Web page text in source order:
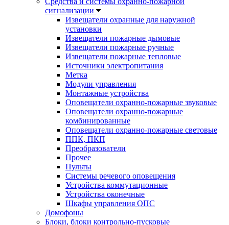
сигнализации
Извещатели охранные для наружной
установки
Извещатели пожарные дымовые
Извещатели пожарные ручные
Извещатели пожарные тепловые
Источники электропитания
Метка
Модули управления
Монтажные устройства
Оповещатели охранно-пожарные звуковые
Оповещатели охранно-пожарные
комбинированные
Оповещатели охранно-пожарные световые
ППК, ПКП
Преобразователи
Прочее
Пульты
Системы речевого оповещения
Устройства коммутационные
Устройства оконечные
Шкафы управления ОПС
Домофоны
Блоки, блоки контрольно-пусковые